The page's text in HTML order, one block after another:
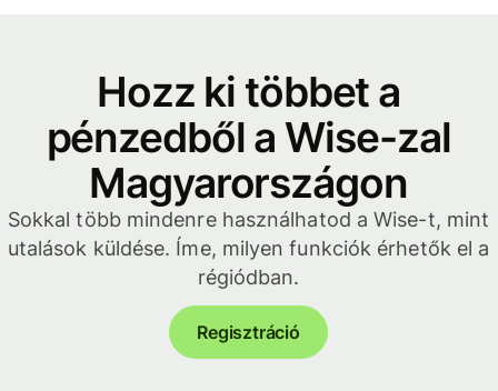
Hozz ki többet a
pénzedből a Wise-zal
Magyarországon
Sokkal több mindenre használhatod a Wise-t, mint
utalások küldése. Íme, milyen funkciók érhetők el a
régiódban.
Regisztráció